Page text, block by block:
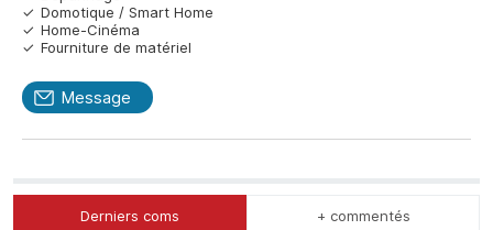
Domotique / Smart Home
Home-Cinéma
Fourniture de matériel
Message
Derniers coms + commentés